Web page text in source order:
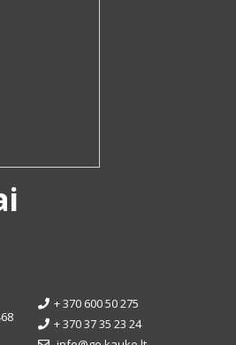
+ 370 600 50 275
+ 370 37 35 23 24